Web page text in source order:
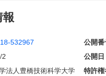
報
532967 公開番
2 公開日
法人豊橋技術科学大学 特許権